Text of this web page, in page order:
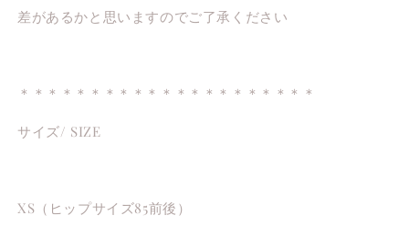
差があるかと思いますのでご了承ください
＊＊＊＊＊＊＊＊＊＊＊＊＊＊＊＊＊＊＊＊＊
サイズ/ SIZE
XS（ヒップサイズ85前後）